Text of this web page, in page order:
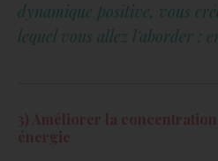
dynamique positive, vous
lequel vous allez l'aborder :